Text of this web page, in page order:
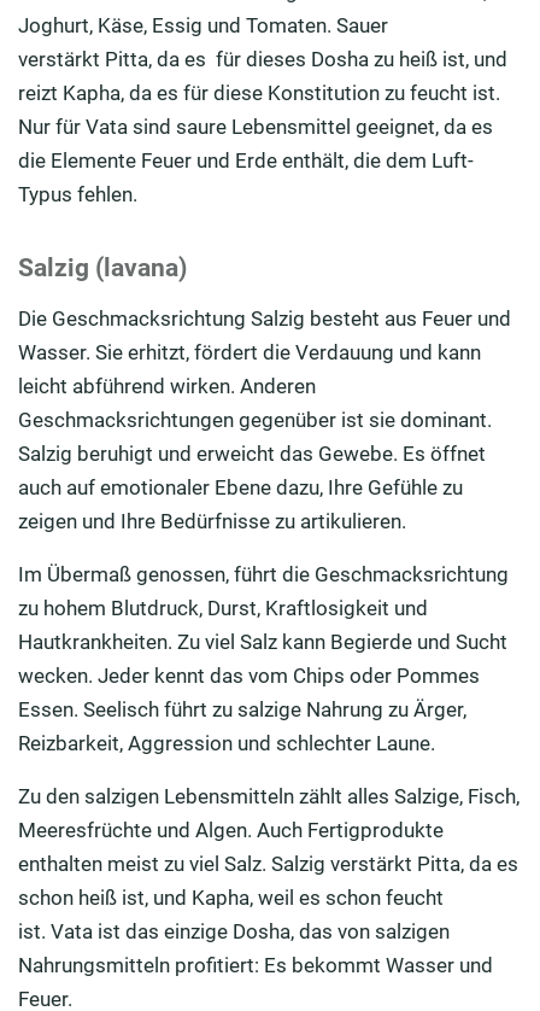
Joghurt, Käse, Essig und Tomaten. Sauer
verstärkt Pitta, da es für dieses Dosha zu heiß ist, und
reizt Kapha, da es für diese Konstitution zu feucht ist.
Nur für Vata sind saure Lebensmittel geeignet, da es
die Elemente Feuer und Erde enthält, die dem Luft-
Typus fehlen.
Salzig (lavana)
Die Geschmacksrichtung Salzig besteht aus Feuer und
Wasser. Sie erhitzt, fördert die Verdauung und kann
leicht abführend wirken. Anderen
Geschmacksrichtungen gegenüber ist sie dominant.
Salzig beruhigt und erweicht das Gewebe. Es öffnet
auch auf emotionaler Ebene dazu, Ihre Gefühle zu
zeigen und Ihre Bedürfnisse zu artikulieren.
Im Übermaß genossen, führt die Geschmacksrichtung
zu hohem Blutdruck, Durst, Kraftlosigkeit und
Hautkrankheiten. Zu viel Salz kann Begierde und Sucht
wecken. Jeder kennt das vom Chips oder Pommes
Essen. Seelisch führt zu salzige Nahrung zu Ärger,
Reizbarkeit, Aggression und schlechter Laune.
Zu den salzigen Lebensmitteln zählt alles Salzige, Fisch,
Meeresfrüchte und Algen. Auch Fertigprodukte
enthalten meist zu viel Salz. Salzig verstärkt Pitta, da es
schon heiß ist, und Kapha, weil es schon feucht
ist. Vata ist das einzige Dosha, das von salzigen
Nahrungsmitteln profitiert: Es bekommt Wasser und
Feuer.